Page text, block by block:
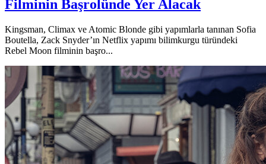
Filminin Başrolünde Yer Alacak
Kingsman, Climax ve Atomic Blonde gibi yapımlarla tanınan Sofia
Boutella, Zack Snyder’ın Netflix yapımı bilimkurgu türündeki
Rebel Moon filminin başro...